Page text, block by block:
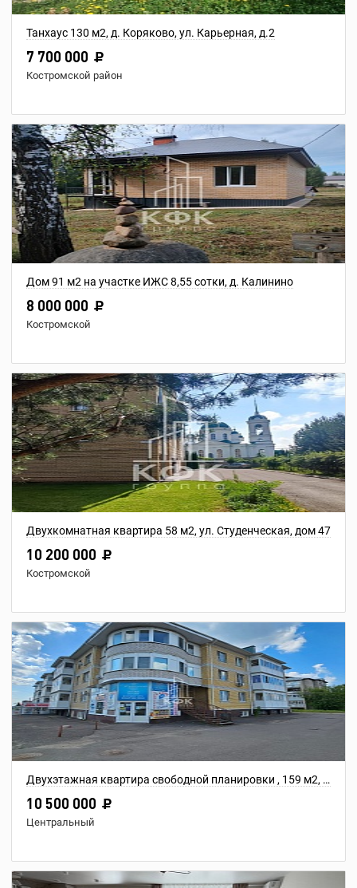
Танхаус 130 м2, д. Коряково, ул. Карьерная, д.2
7 700 000
Костромской район
Дом 91 м2 на участке ИЖС 8,55 сотки, д. Калинино
8 000 000
Костромской
Двухкомнатная квартира 58 м2, ул. Студенческая, дом 47
10 200 000
Костромской
Двухэтажная квартира свободной планировки , 159 м2, ул. Индустриальная, 11А
10 500 000
Центральный